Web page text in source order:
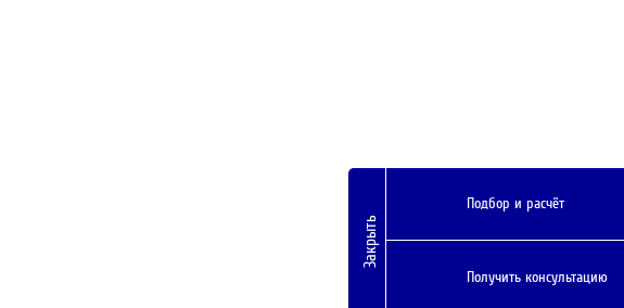
Закрыть
Подбор и расчёт
Получить консультацию